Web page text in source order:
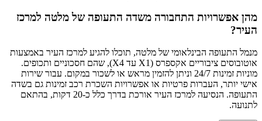
מהן אפשרויות התחבורה משדה התעופה של מלטה למרכז
העיר?
מנמל התעופה הבינלאומי של מלטה, תוכלו להגיע למרכז העיר באמצעות
אוטובוסים ציבוריים אקספרס (X1 עד X4), שהם חסכוניים ותכופים.
מוניות זמינות 24/7 וניתן להזמין מראש או לשכור במקום. עבור שירות
אישי יותר, העברות פרטיות או אפשרויות השכרת רכב זמינות גם בשדה
התעופה. הנסיעה למרכז העיר אורכת בדרך כלל כ-20 דקות, בהתאם
לתנועה.